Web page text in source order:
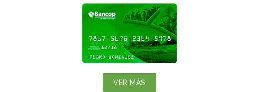
VER MÁS